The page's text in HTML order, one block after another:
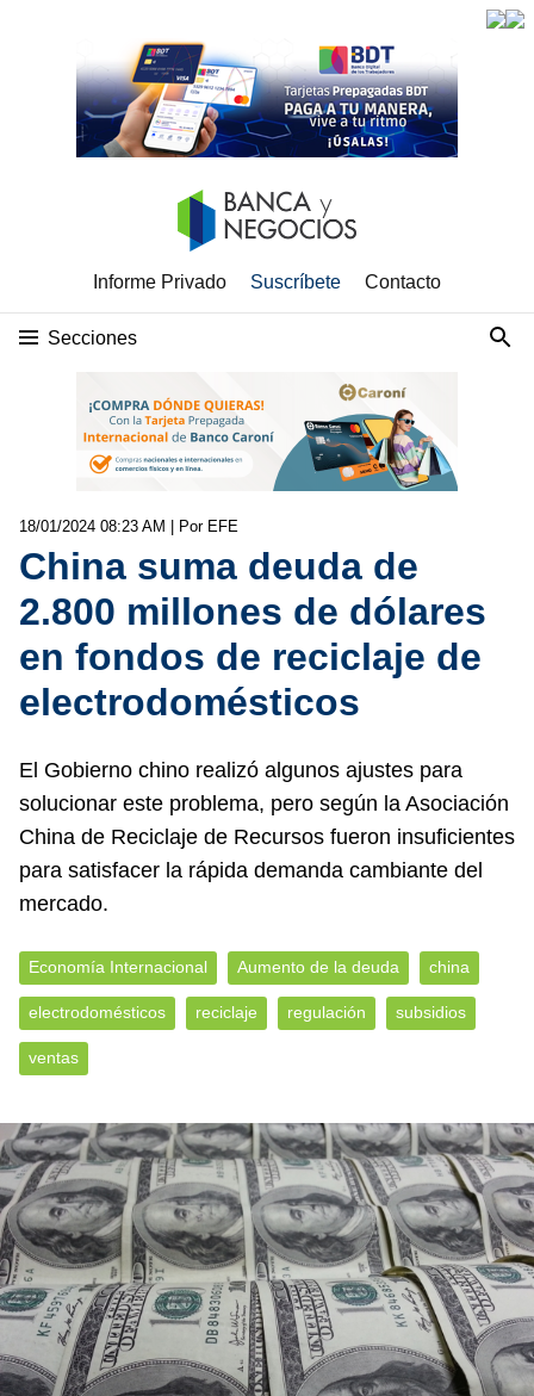
Informe Privado Suscríbete Contacto
Secciones
18/01/2024 08:23 AM | Por EFE
China suma deuda de
2.800 millones de dólares
en fondos de reciclaje de
electrodomésticos
El Gobierno chino realizó algunos ajustes para
solucionar este problema, pero según la Asociación
China de Reciclaje de Recursos fueron insuficientes
para satisfacer la rápida demanda cambiante del
mercado.
Economía Internacional Aumento de la deuda china
electrodomésticos reciclaje regulación subsidios
ventas